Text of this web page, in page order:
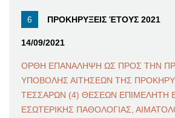
ΠΡΟΚΗΡΥΞΕΙΣ ΈΤΟΥΣ 2021
14/09/2021
ΟΡΘΗ ΕΠΑΝΑΛΗΨΗ ΩΣ ΠΡΟΣ ΤΗΝ
ΥΠΟΒΟΛΗΣ ΑΙΤΗΣΕΩΝ ΤΗΣ
ΤΕΣΣΑΡΩΝ (4) ΘΕΣΕΩΝ ΕΠΙΜΕΛΗΤΗ
ΕΣΩΤΕΡΙΚΗΣ ΠΑΘΟΛΟΓΙΑΣ,